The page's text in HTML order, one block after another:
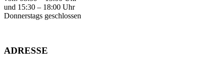
und 15:30 – 18:00 Uhr
Donnerstags geschlossen
ADRESSE